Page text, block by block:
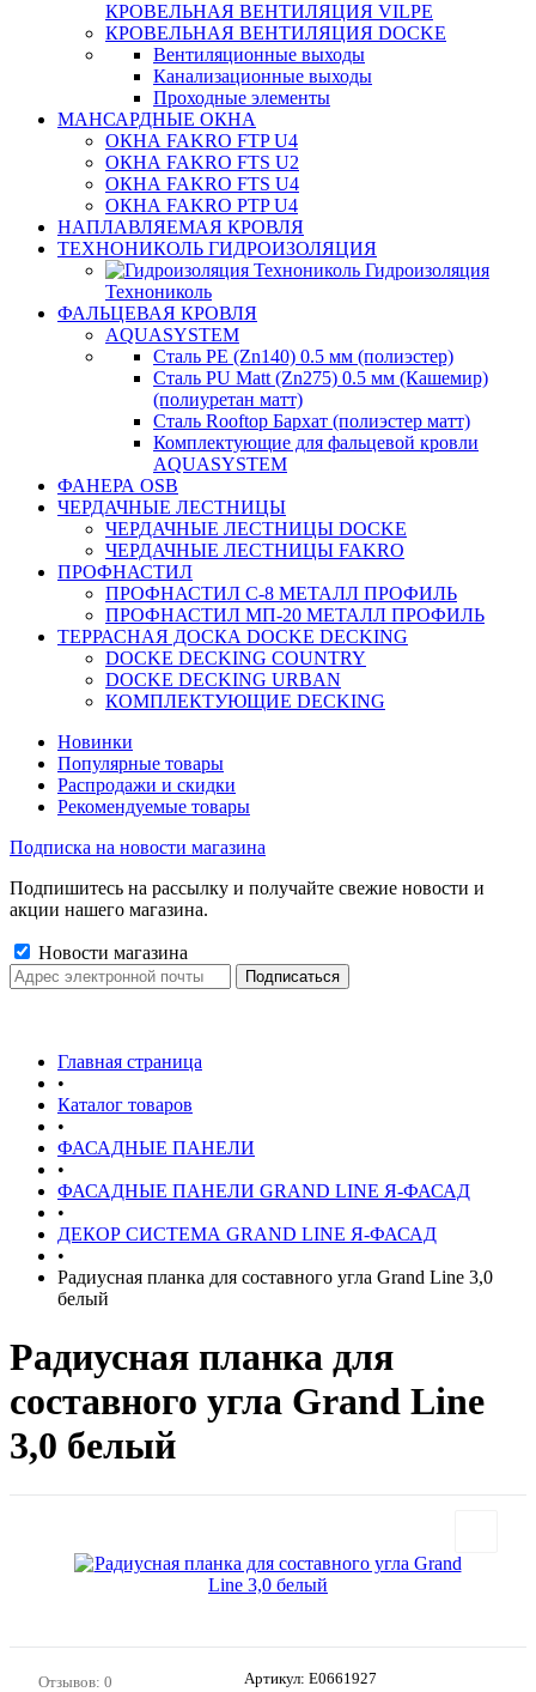
КРОВЕЛЬНАЯ ВЕНТИЛЯЦИЯ VILPE
КРОВЕЛЬНАЯ ВЕНТИЛЯЦИЯ DOCKE
Вентиляционные выходы
Канализационные выходы
Проходные элементы
МАНСАРДНЫЕ ОКНА
ОКНА FAKRO FTP U4
ОКНА FAKRO FTS U2
ОКНА FAKRO FTS U4
ОКНА FAKRO PTP U4
НАПЛАВЛЯЕМАЯ КРОВЛЯ
ТЕХНОНИКОЛЬ ГИДРОИЗОЛЯЦИЯ
Гидроизоляция
Технониколь
ФАЛЬЦЕВАЯ КРОВЛЯ
AQUASYSTEM
Сталь PE (Zn140) 0.5 мм (полиэстер)
Сталь PU Matt (Zn275) 0.5 мм (Кашемир)
(полиуретан матт)
Сталь Rooftop Бархат (полиэстер матт)
Комплектующие для фальцевой кровли
AQUASYSTEM
ФАНЕРА OSB
ЧЕРДАЧНЫЕ ЛЕСТНИЦЫ
ЧЕРДАЧНЫЕ ЛЕСТНИЦЫ DOCKE
ЧЕРДАЧНЫЕ ЛЕСТНИЦЫ FAKRO
ПРОФНАСТИЛ
ПРОФНАСТИЛ C-8 МЕТАЛЛ ПРОФИЛЬ
ПРОФНАСТИЛ МП-20 МЕТАЛЛ ПРОФИЛЬ
ТЕРРАСНАЯ ДОСКА DOCKE DECKING
DOCKE DECKING COUNTRY
DOCKE DECKING URBAN
КОМПЛЕКТУЮЩИЕ DECKING
Новинки
Популярные товары
Распродажи и скидки
Рекомендуемые товары
Подписка на новости магазина
Подпишитесь на рассылку и получайте свежие новости и
акции нашего магазина.
Новости магазина
Главная страница
•
Каталог товаров
•
ФАСАДНЫЕ ПАНЕЛИ
•
ФАСАДНЫЕ ПАНЕЛИ GRAND LINE Я-ФАСАД
•
ДЕКОР СИСТЕМА GRAND LINE Я-ФАСАД
•
Радиусная планка для составного угла Grand Line 3,0
белый
Радиусная планка для
составного угла Grand Line
3,0 белый
Отзывов: 0 Артикул: E0661927